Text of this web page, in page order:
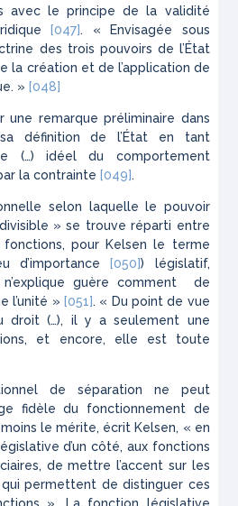
avec le principe de la validité
[047]. « Envisagée sous
des trois pouvoirs de l’État
la création et de l’application de
»[048]
une remarque préliminaire dans
définition de l’État en tant
(…) idéel du comportement
la contrainte[049].
selon laquelle le pouvoir
» se trouve réparti entre
pour Kelsen le terme
d’importance[050]) législatif,
guère comment de
l’unité » [051]. « Du point de vue
droit (…), il y a seulement une
et encore, elle est toute
de séparation ne peut
fidèle du fonctionnement de
moins le mérite, écrit Kelsen, « en
d’un côté, aux fonctions
de mettre l’accent sur les
permettent de distinguer ces
». La fonction législative